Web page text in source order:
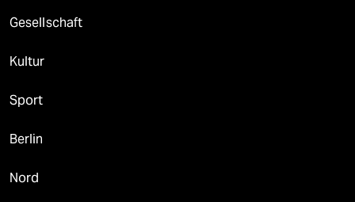
Gesellschaft
Kultur
Sport
Berlin
Nord